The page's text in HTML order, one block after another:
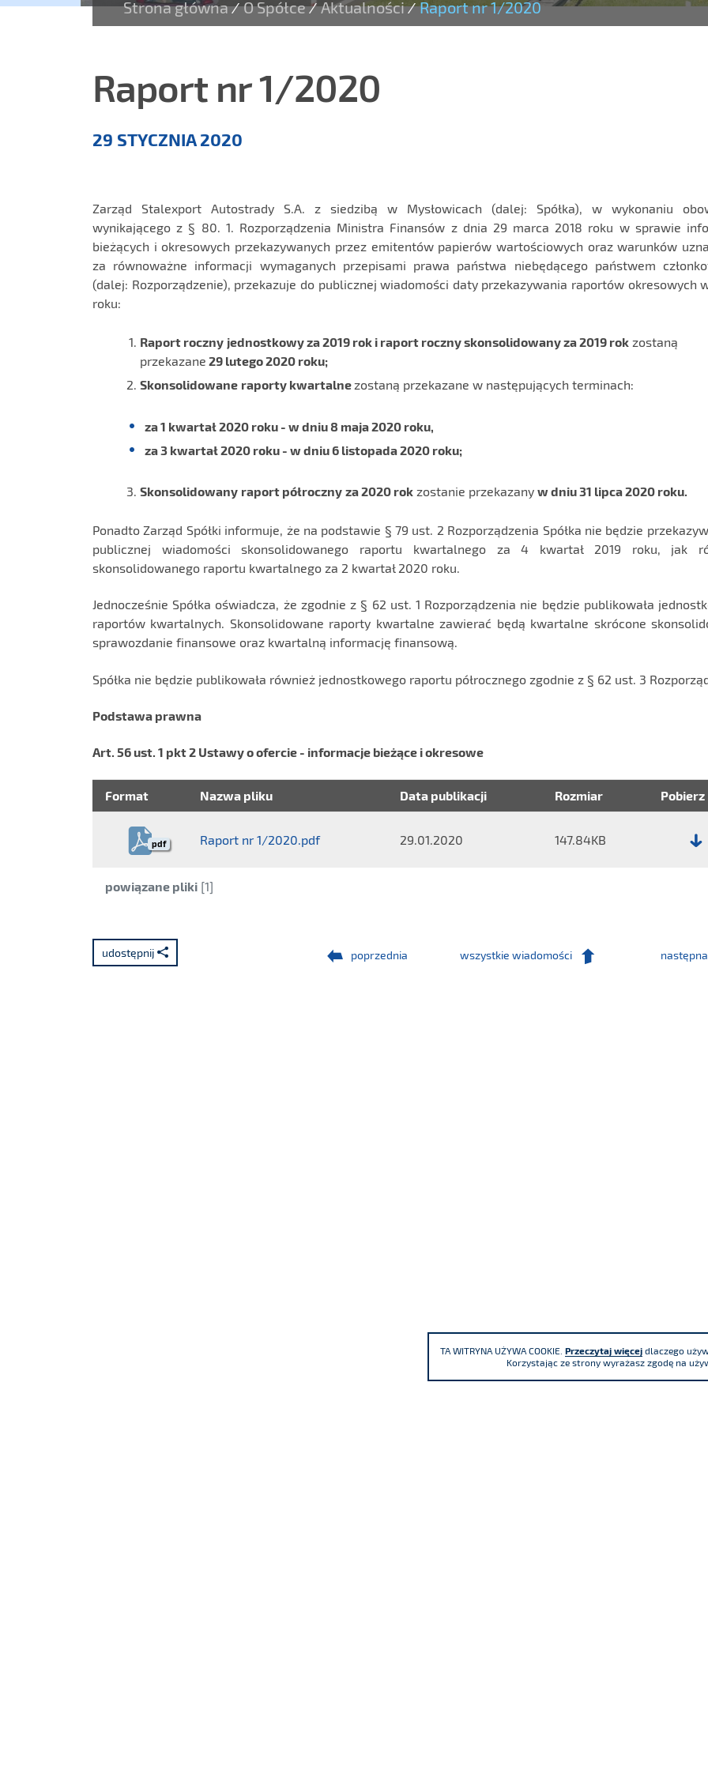
Strona główna/ O Spółce/ Aktualności/ Raport nr 1/2020
Raport nr 1/2020
29 STYCZNIA 2020
Zarząd Stalexport Autostrady S.A. z siedzibą w Mysłowicach (dalej: Spółka), w wykonaniu
wynikającego z § 80. 1. Rozporządzenia Ministra Finansów z dnia 29 marca 2018 roku w sprawie
bieżących i okresowych przekazywanych przez emitentów papierów wartościowych oraz warunków
za równoważne informacji wymaganych przepisami prawa państwa niebędącego państwem
(dalej: Rozporządzenie), przekazuje do publicznej wiadomości daty przekazywania raportów okresowych
roku:
Raport roczny jednostkowy za 2019 rok i raport roczny skonsolidowany za 2019 rok zostaną
przekazane 29 lutego 2020 roku;
Skonsolidowane raporty kwartalnezostaną przekazane w następujących terminach:
za 1 kwartał 2020 roku - w dniu 8 maja 2020 roku,
za 3 kwartał 2020 roku - w dniu 6 listopada 2020 roku;
Skonsolidowany raport półroczny za 2020 rok zostanie przekazany w dniu 31 lipca 2020 roku.
Ponadto Zarząd Spółki informuje, że na podstawie § 79 ust. 2 Rozporządzenia Spółka nie będzie
publicznej wiadomości skonsolidowanego raportu kwartalnego za 4 kwartał 2019 roku, jak
skonsolidowanego raportu kwartalnego za 2 kwartał 2020 roku.
Jednocześnie Spółka oświadcza, że zgodnie z § 62 ust. 1 Rozporządzenia nie będzie publikowała
raportów kwartalnych. Skonsolidowane raporty kwartalne zawierać będą kwartalne skrócone
sprawozdanie finansowe oraz kwartalną informację finansową.
Spółka nie będzie publikowała również jednostkowego raportu półrocznego zgodnie z § 62 ust. 3
Podstawa prawna
Art. 56 ust. 1 pkt 2 Ustawy o ofercie - informacje bieżące i okresowe
Kategoria:
powiązane pliki [1]
Format Nazwa pliku Data publikacji Rozmiar Pobierz
pdf Raport nr 1/2020.pdf 29.01.2020
147.84KB
udostępnij poprzednia wszystkie wiadomości następna
TA WITRYNA UŻYWA COOKIE. Przeczytaj więcej dlaczego
Korzystając ze strony wyrażasz zgodę na